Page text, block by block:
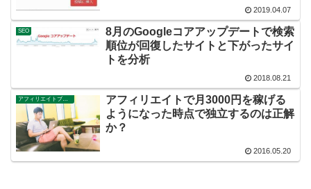
2019.04.07
SEO
8月のGoogleコアアップデートで検索
順位が回復したサイトと下がったサイ
トを分析
2018.08.21
アフィリエイトブログ
アフィリエイトで月3000円を稼げる
ようになった時点で独立するのは正解
か？
2016.05.20